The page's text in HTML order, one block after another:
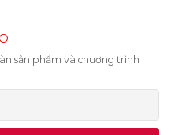
sản phẩm và chương trình